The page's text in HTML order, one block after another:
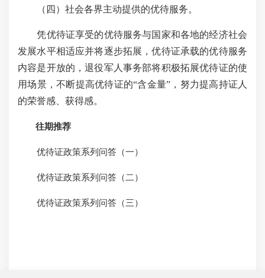
（四）社会各界主动提供的优待服务。
凭优待证享受的优待服务与国家和各地的经济社会
发展水平相适应并将逐步拓展，优待证承载的优待服务
内容是开放的，退役军人事务部将积极拓展优待证的使
用场景，不断提高优待证的“含金量”，努力提高持证人
的荣誉感、获得感。
往期推荐
优待证政策系列问答（一）
优待证政策系列问答（二）
优待证政策系列问答（三）